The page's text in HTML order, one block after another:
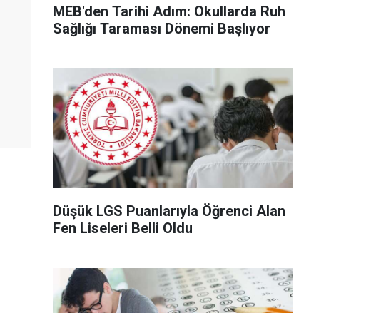
MEB'den Tarihi Adım: Okullarda Ruh
Sağlığı Taraması Dönemi Başlıyor
Düşük LGS Puanlarıyla Öğrenci Alan
Fen Liseleri Belli Oldu